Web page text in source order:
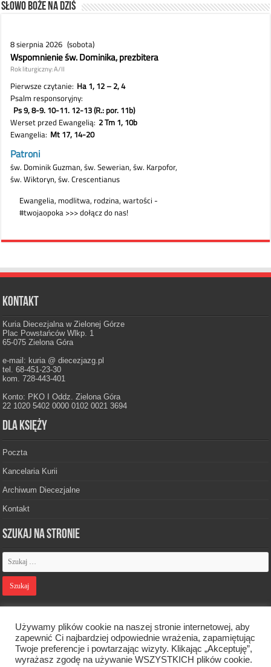
Słowo Boże na dziś
Kontakt
Kuria Diecezjalna w Zielonej Górze
Plac Powstańców Wlkp. 1
65-075 Zielona Góra
e-mail: kuria @ diecezjazg.pl
tel. 68-451-23-30
kom. 728-443-401
Konto: PKO I Oddz. Zielona Góra
22 1020 5402 0000 0102 0021 3694
Dla księży
Poczta
Kancelaria Kurii
Archiwum Diecezjalne
Kontakt
Szukaj na stronie
Designed by Webdawid
Używamy plików cookie na naszej stronie internetowej, aby
zapewnić Ci najbardziej odpowiednie wrażenia, zapamiętując
Twoje preferencje i powtarzając wizyty. Klikając „Akceptuję”,
wyrażasz zgodę na używanie WSZYSTKICH plików cookie.